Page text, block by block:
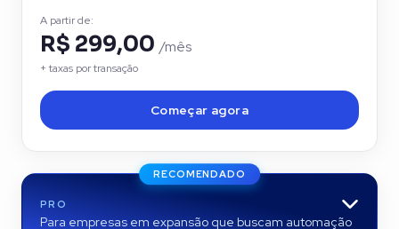
A partir de:
R$ 299,00 /mês
+ taxas por transação
Começar agora
RECOMENDADO
PRO
Para empresas em expansão que buscam automação